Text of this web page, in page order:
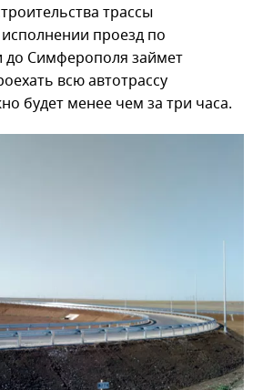
трассы
проезд по
до Симферополя займет
всю автотрассу
будет менее чем за три часа.